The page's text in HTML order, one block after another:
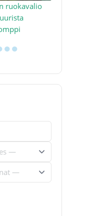
ruokavalio
●●